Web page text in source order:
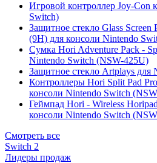
Игровой контроллер Joy-Con
Switch)
Защитное стекло Glass Screen
(9H) для консоли Nintendo
Сумка Hori Adventure Pack -
Nintendo Switch (NSW-425U)
Защитное стекло Artplays для
Контроллеры Hori Split Pad
консоли Nintendo Switch
Геймпад Hori - Wireless
консоли Nintendo Switch
Смотреть все
Switch 2
Лидеры продаж